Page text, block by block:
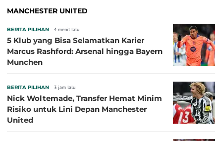
MANCHESTER UNITED
BERITA PILIHAN 4 menit lalu
5 Klub yang Bisa Selamatkan Karier
Marcus Rashford: Arsenal hingga Bayern
Munchen
BERITA PILIHAN 3 jam lalu
Nick Woltemade, Transfer Hemat Minim
Risiko untuk Lini Depan Manchester
United